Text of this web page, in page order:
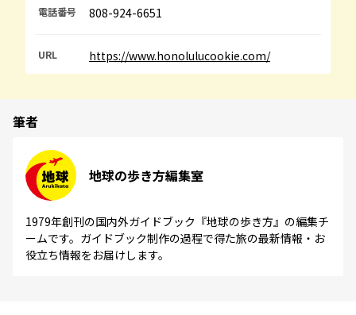
電話番号 808-924-6651
URL https://www.honolulucookie.com/
筆者
地球の歩き方編集室
1979年創刊の国内外ガイドブック『地球の歩き方』の編集チ
ームです。ガイドブック制作の過程で得た旅の最新情報・お
役立ち情報をお届けします。